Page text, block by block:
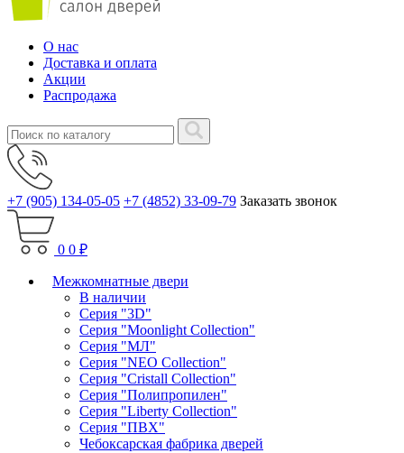
О нас
Доставка и оплата
Акции
Распродажа
+7 (905) 134-05-05 +7 (4852) 33-09-79 Заказать звонок
0 0 ₽
Межкомнатные двери
В наличии
Серия "3D"
Серия "Moonlight Collection"
Серия "МЛ"
Серия "NEO Collection"
Серия "Cristall Collection"
Серия "Полипропилен"
Серия "Liberty Collection"
Серия "ПВХ"
Чебоксарская фабрика дверей